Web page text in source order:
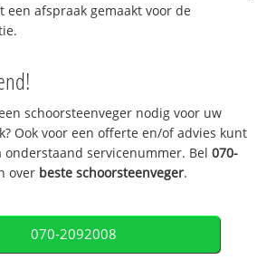
een afspraak gemaakt voor de
schoorsteenveger nodig voor uw
Ook voor een offerte en/of advies kunt
onderstaand servicenummer. Bel070-
over beste schoorsteenveger.
070-2092008